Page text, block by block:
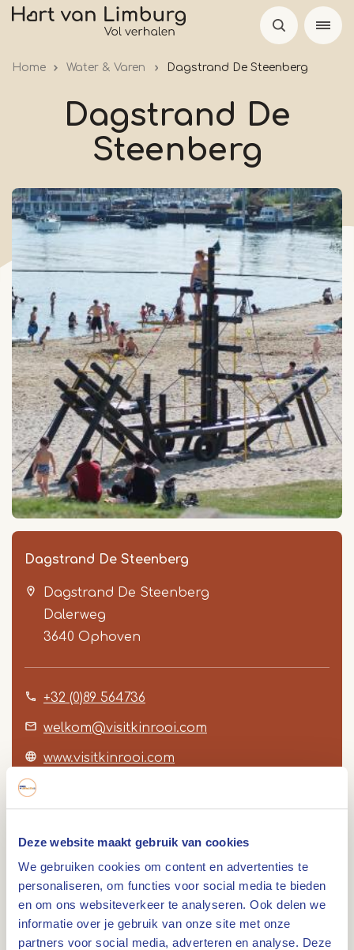
Deze website maakt gebruik van cookies
We gebruiken cookies om content en advertenties te
personaliseren, om functies voor social media te bieden
en om ons websiteverkeer te analyseren. Ook delen we
informatie over je gebruik van onze site met onze
partners voor social media, adverteren en analyse. Deze
Overslaan
Home Water & Varen Dagstrand De Steenberg
Dagstrand De
Steenberg
Dagstrand De Steenberg
Dagstrand De Steenberg
Dalerweg
3640 Ophoven
+32 (0)89 564736
welkom@visitkinrooi.com
www.visitkinrooi.com
Dagstrand de Steenberg in Geistingen (BE) is een